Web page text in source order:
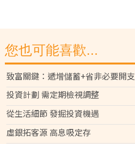
您也可能喜歡...
致富關鍵：遞增儲蓄+省非必要開支
投資計劃 需定期檢視調整
從生活細節 發掘投資機遇
虛銀拓客源 高息吸定存